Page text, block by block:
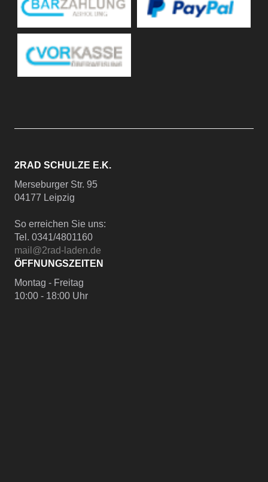
2RAD SCHULZE E.K.
Merseburger Str. 95
04177 Leipzig
So erreichen Sie uns:
Tel. 0341/4801160
mail@2rad-laden.de
ÖFFNUNGSZEITEN
Montag - Freitag
10:00 - 18:00 Uhr